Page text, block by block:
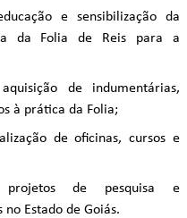
e sensibilização da
da Folia de Reis para a
de indumentárias,
à prática da Folia;
de oficinas, cursos e
de pesquisa e
Estado de Goiás.